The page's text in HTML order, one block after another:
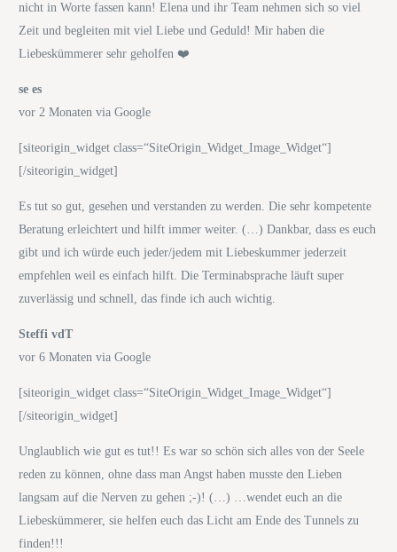
nicht in Worte fassen kann! Elena und ihr Team nehmen sich so viel
Zeit und begleiten mit viel Liebe und Geduld! Mir haben die
Liebeskümmerer sehr geholfen ❤️
se es
vor 2 Monaten via Google
[siteorigin_widget class=“SiteOrigin_Widget_Image_Widget“]
[/siteorigin_widget]
Es tut so gut, gesehen und verstanden zu werden. Die sehr kompetente
Beratung erleichtert und hilft immer weiter. (…) Dankbar, dass es euch
gibt und ich würde euch jeder/jedem mit Liebeskummer jederzeit
empfehlen weil es einfach hilft. Die Terminabsprache läuft super
zuverlässig und schnell, das finde ich auch wichtig.
Steffi vdT
vor 6 Monaten via Google
[siteorigin_widget class=“SiteOrigin_Widget_Image_Widget“]
[/siteorigin_widget]
Unglaublich wie gut es tut!! Es war so schön sich alles von der Seele
reden zu können, ohne dass man Angst haben musste den Lieben
langsam auf die Nerven zu gehen ;-)! (…) …wendet euch an die
Liebeskümmerer, sie helfen euch das Licht am Ende des Tunnels zu
finden!!!